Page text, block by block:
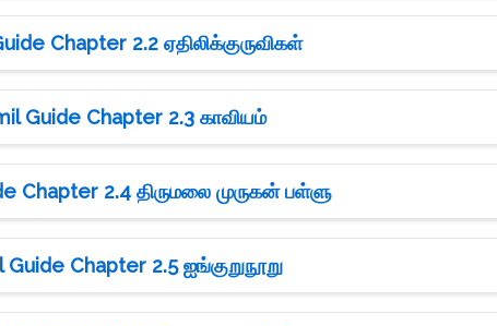
Chapter 2.2 ஏதிலிக்குருவிகள்
Guide Chapter 2.3 காவியம்
Chapter 2.4 திருமலை முருகன் பள்ளு
Chapter 2.5 ஐங்குறுநூறு